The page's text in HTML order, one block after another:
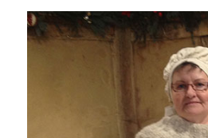
Buch.